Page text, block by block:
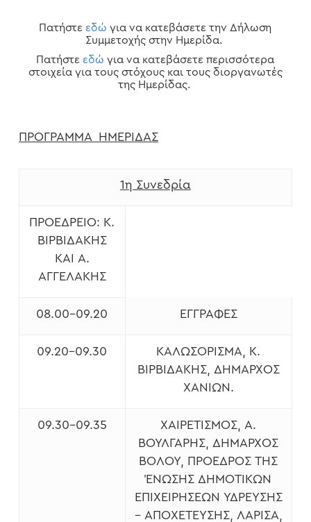
Πατήστε εδώ για να κατεβάσετε την Δήλωση
Συμμετοχής στην Ημερίδα.
Πατήστε εδώ για να κατεβάσετε περισσότερα
στοιχεία για τους στόχους και τους διοργανωτές
της Ημερίδας.
ΠΡΟΓΡΑΜΜΑ ΗΜΕΡΙΔΑΣ
1η Συνεδρία
ΠΡΟΕΔΡΕΊΟ: K.
BΙΡΒΙΔΆΚΗΣ
ΚΑΙ Α.
ΑΓΓΕΛΆΚΗΣ
08.00-09.20 ΕΓΓΡΑΦΈΣ
09.20-09.30
ΚΑΛΩΣΌΡΙΣΜΑ, Κ.
ΒΙΡΒΙΔΆΚΗΣ, ΔΉΜΑΡΧΟΣ
ΧΑΝΊΩΝ.
09.30-09.35
ΧΑΙΡΕΤΙΣΜΌΣ, Α.
ΒΟΎΛΓΑΡΗΣ, ΔΉΜΑΡΧΟΣ
ΒΌΛΟΥ, ΠΡΌΕΔΡΟΣ ΤΗΣ
ΈΝΩΣΗΣ ΔΗΜΟΤΙΚΏΝ
ΕΠΙΧΕΙΡΉΣΕΩΝ ΎΔΡΕΥΣΗΣ
– ΑΠΟΧΈΤΕΥΣΗΣ, ΛΆΡΙΣΑ,